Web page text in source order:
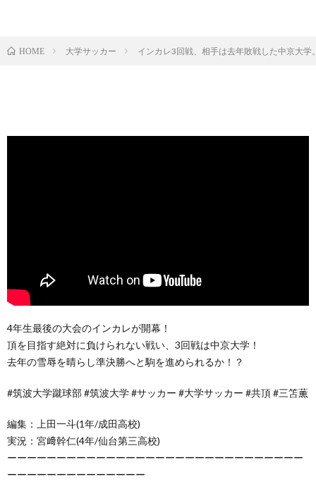
HOME 大学サッカー インカレ3回戦、相手は去年敗戦した中京大
4年生最後の大会のインカレが開幕！
頂を目指す絶対に負けられない戦い、3回戦は中京大学！
去年の雪辱を晴らし準決勝へと駒を進められるか！？
#筑波大学蹴球部 #筑波大学 #サッカー #大学サッカー #共頂 #三笘薫
編集：上田一斗(1年/成田高校)
実況：宮﨑幹仁(4年/仙台第三高校)
ーーーーーーーーーーーーーーーーーーーーーーーーーーーーーー
ーーーーーーーーーーーーーー